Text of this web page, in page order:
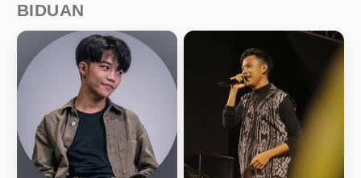
BIDUAN